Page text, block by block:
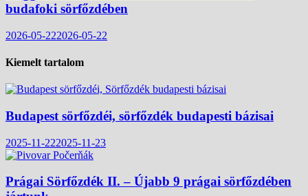
budafoki sörfőzdében
2026-05-222026-05-22
Kiemelt tartalom
Budapest sörfőzdéi, sörfőzdék budapesti bázisai
2025-11-222025-11-23
Prágai Sörfőzdék II. – Újabb 9 prágai sörfőzdében